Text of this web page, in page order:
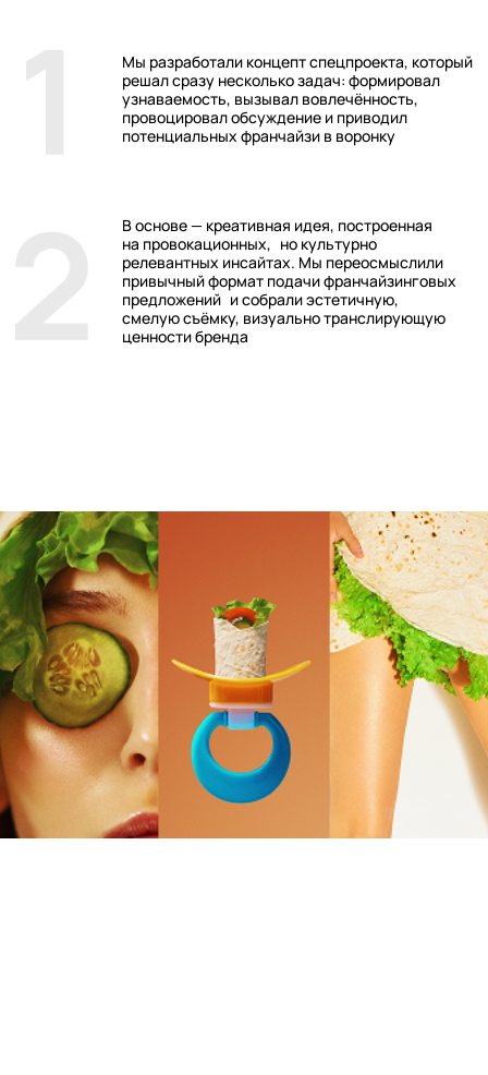
Контент был адаптирован под разные
digital-каналы и дополнен посевной
стратегией — через лидеров мнений,
СМИ и органические интеграции
в 1.7 раза
Конверсия в заявку
выше среднего
показателя
по франшизам FMCG
на 38%
по сегменту
ER контента
>2 950 000
пользователей
+43%
+76%
к трафику
на лендинг
франшизы
>100
заявок на покупку
франшизы
за первую неделю
проекта